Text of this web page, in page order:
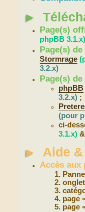
►
Page(s)
phpBB 3.1.x)
Page(s)
Stormrage
3.2.x)
Page(s)
phpBB
3.2.x) ;
(pour
ci-
3.1.x)
► Aide
Accès aux
page
page